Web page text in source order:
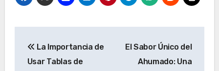
de
La Importancia de
Usar Tablas de
El Sabor Único del
Ahumado: Una